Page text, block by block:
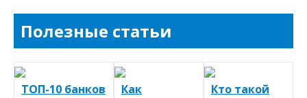
Полезные статьи
ТОП-10 банков
Как
Кто такой